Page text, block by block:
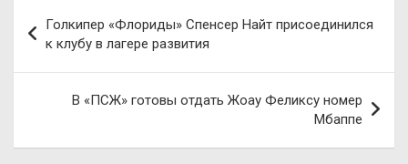
по
записям
Голкипер «Флориды» Спенсер Найт присоединился
к клубу в лагере развития
В «ПСЖ» готовы отдать Жоау Феликсу номер
Мбаппе